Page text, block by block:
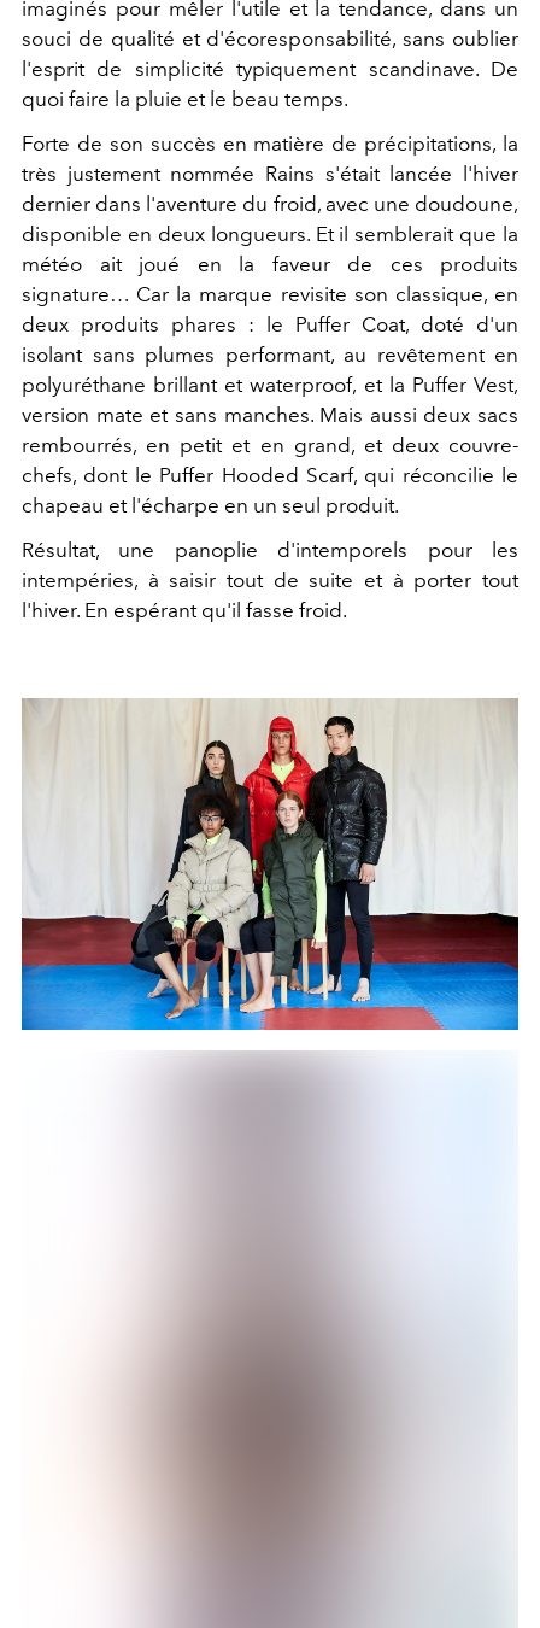
imaginés pour mêler l'utile et la tendance, dans un
souci de qualité et d'écoresponsabilité, sans oublier
l'esprit de simplicité typiquement scandinave. De
quoi faire la pluie et le beau temps.
Forte de son succès en matière de précipitations, la
très justement nommée Rains s'était lancée l'hiver
dernier dans l'aventure du froid, avec une doudoune,
disponible en deux longueurs. Et il semblerait que la
météo ait joué en la faveur de ces produits
signature… Car la marque revisite son classique, en
deux produits phares : le Puffer Coat, doté d'un
isolant sans plumes performant, au revêtement en
polyuréthane brillant et waterproof, et la Puffer Vest,
version mate et sans manches. Mais aussi deux sacs
rembourrés, en petit et en grand, et deux couvre-
chefs, dont le Puffer Hooded Scarf, qui réconcilie le
chapeau et l'écharpe en un seul produit.
Résultat, une panoplie d'intemporels pour les
intempéries, à saisir tout de suite et à porter tout
l'hiver. En espérant qu'il fasse froid.